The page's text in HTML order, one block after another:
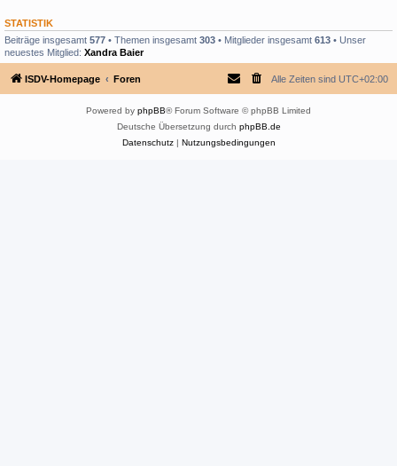
STATISTIK
Beiträge insgesamt 577 • Themen insgesamt 303 • Mitglieder insgesamt 613 • Unser
neuestes Mitglied: Xandra Baier
ISDV-Homepage Foren Alle Zeiten sind UTC+02:00
Powered by phpBB® Forum Software © phpBB Limited
Deutsche Übersetzung durch phpBB.de
Datenschutz| Nutzungsbedingungen